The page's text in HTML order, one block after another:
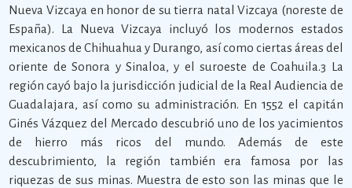
Nueva Vizcaya en honor de su tierra natal Vizcaya (noreste de
España). La Nueva Vizcaya incluyó los modernos estados
mexicanos de Chihuahua y Durango, así como ciertas áreas del
oriente de Sonora y Sinaloa, y el suroeste de Coahuila.3 La
región cayó bajo la jurisdicción judicial de la Real Audiencia de
Guadalajara, así como su administración. En 1552 el capitán
Ginés Vázquez del Mercado descubrió uno de los yacimientos
de hierro más ricos del mundo. Además de este
descubrimiento, la región también era famosa por las
riquezas de sus minas. Muestra de esto son las minas que le